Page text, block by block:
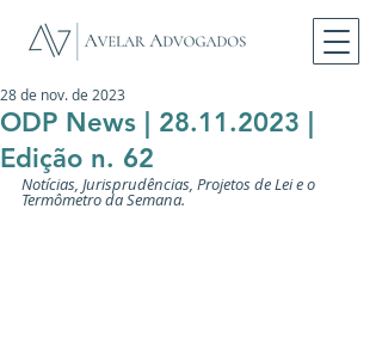
ODP News | 28.11.2023 |
Edição n. 62
28 de nov. de 2023
Notícias, Jurisprudências, Projetos de Lei e o
Termômetro da Semana.